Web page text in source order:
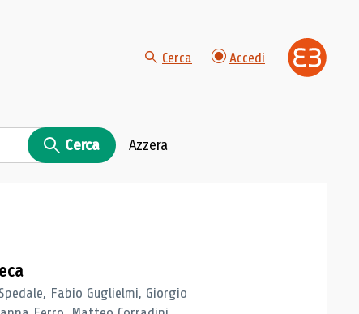
Cerca Accedi
Cerca Azzera
Fabio Guglielmi, Giorgio